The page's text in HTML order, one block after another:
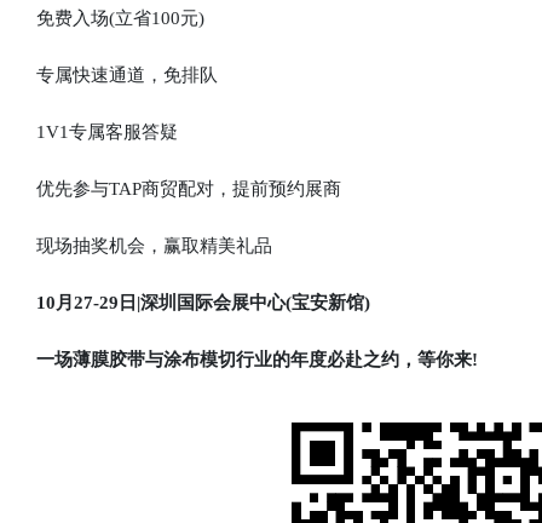
免费入场(立省100元)
专属快速通道，免排队
1V1专属客服答疑
优先参与TAP商贸配对，提前预约展商
现场抽奖机会，赢取精美礼品
10月27-29日|深圳国际会展中心(宝安新馆)
一场薄膜胶带与涂布模切行业的年度必赴之约，等你来!